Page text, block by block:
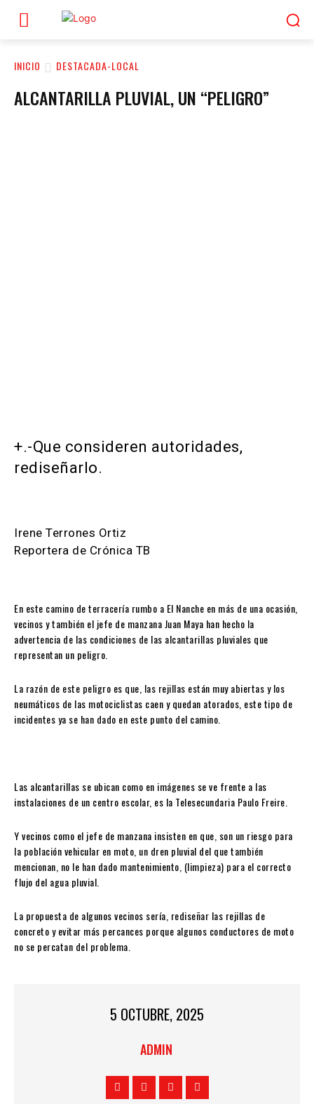
INICIO DESTACADA-LOCAL
ALCANTARILLA PLUVIAL, UN “PELIGRO”
+.-Que consideren autoridades,
rediseñarlo.
Irene Terrones Ortiz
Reportera de Crónica TB
En este camino de terracería rumbo a El Nanche en más de una ocasión,
vecinos y también el jefe de manzana Juan Maya han hecho la
advertencia de las condiciones de las alcantarillas pluviales que
representan un peligro.
La razón de este peligro es que, las rejillas están muy abiertas y los
neumáticos de las motociclistas caen y quedan atorados, este tipo de
incidentes ya se han dado en este punto del camino.
Las alcantarillas se ubican como en imágenes se ve frente a las
instalaciones de un centro escolar, es la Telesecundaria Paulo Freire.
Y vecinos como el jefe de manzana insisten en que, son un riesgo para
la población vehicular en moto, un dren pluvial del que también
mencionan, no le han dado mantenimiento, (limpieza) para el correcto
flujo del agua pluvial.
La propuesta de algunos vecinos sería, rediseñar las rejillas de
concreto y evitar más percances porque algunos conductores de moto
no se percatan del problema.
5 OCTUBRE, 2025
ADMIN